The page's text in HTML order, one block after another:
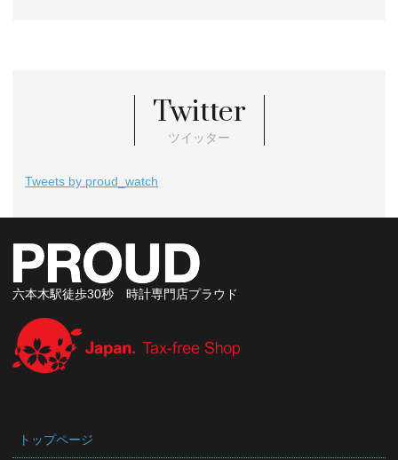
Twitter
ツイッター
Tweets by proud_watch
六本木駅徒歩30秒 時計専門店プラウド
トップページ